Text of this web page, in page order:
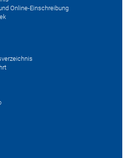
Online-Einschreibung